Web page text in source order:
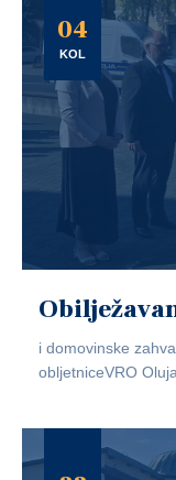
04
KOL
i domovinske
obljetniceVRO